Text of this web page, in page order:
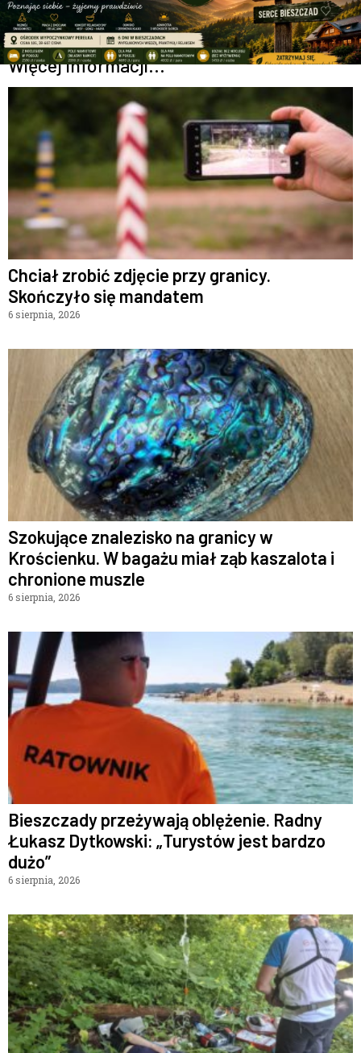
Więcej informacji...
Chciał zrobić zdjęcie przy granicy.
Skończyło się mandatem
6 sierpnia, 2026
Szokujące znalezisko na granicy w
Krościenku. W bagażu miał ząb kaszalota i
chronione muszle
6 sierpnia, 2026
Bieszczady przeżywają oblężenie. Radny
Łukasz Dytkowski: „Turystów jest bardzo
dużo”
6 sierpnia, 2026